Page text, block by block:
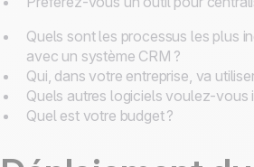
Quels sont les processus les plus
avec un système CRM ?
Qui, dans votre entreprise, va
Quels autres logiciels voulez-vous
Quel est votre budget ?